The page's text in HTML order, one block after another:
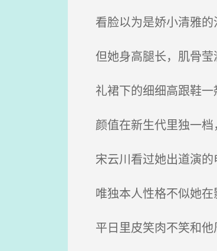
看脸以为是娇小清雅的
但她身高腿长，肌骨莹
礼裙下的细细高跟鞋一
颜值在新生代里独一档
宋云川看过她出道演的
唯独本人性格不似她在
平日里皮笑肉不笑和他